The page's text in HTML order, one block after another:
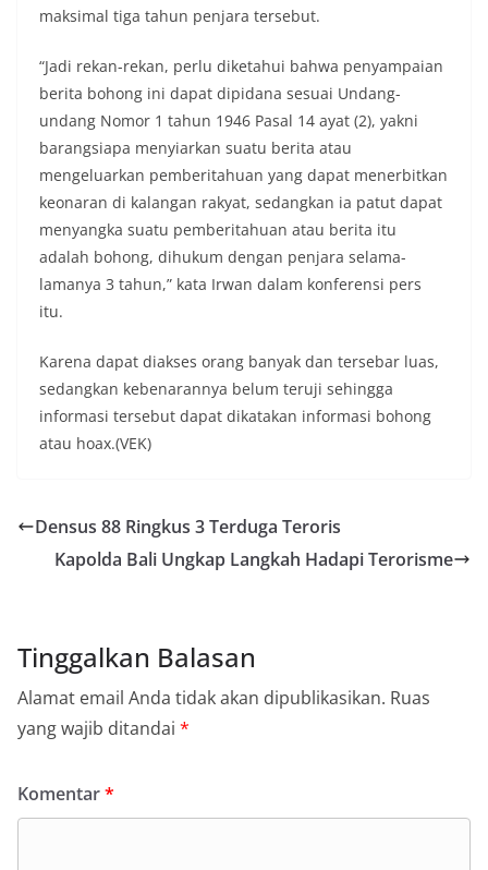
maksimal tiga tahun penjara tersebut.
“Jadi rekan-rekan, perlu diketahui bahwa penyampaian
berita bohong ini dapat dipidana sesuai Undang-
undang Nomor 1 tahun 1946 Pasal 14 ayat (2), yakni
barangsiapa menyiarkan suatu berita atau
mengeluarkan pemberitahuan yang dapat menerbitkan
keonaran di kalangan rakyat, sedangkan ia patut dapat
menyangka suatu pemberitahuan atau berita itu
adalah bohong, dihukum dengan penjara selama-
lamanya 3 tahun,” kata Irwan dalam konferensi pers
itu.
Karena dapat diakses orang banyak dan tersebar luas,
sedangkan kebenarannya belum teruji sehingga
informasi tersebut dapat dikatakan informasi bohong
atau hoax.(VEK)
Densus 88 Ringkus 3 Terduga Teroris
Kapolda Bali Ungkap Langkah Hadapi Terorisme
Tinggalkan Balasan
Alamat email Anda tidak akan dipublikasikan. Ruas
yang wajib ditandai *
Komentar*